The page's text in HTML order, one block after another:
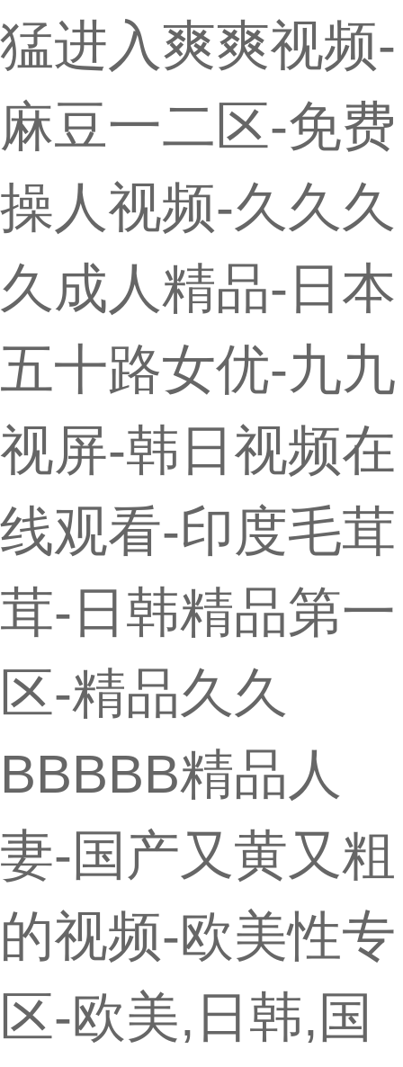
猛进入爽爽视频-
麻豆一二区-免费
操人视频-久久久
久成人精品-日本
五十路女优-九九
视屏-韩日视频在
线观看-印度毛茸
茸-日韩精品第一
区-精品久久
BBBBB精品人
妻-国产又黄又粗
的视频-欧美性专
区-欧美,日韩,国